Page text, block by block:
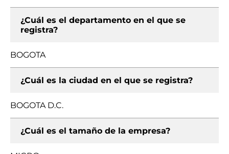
¿Cuál es el departamento en el que se
registra?
BOGOTA
¿Cuál es la ciudad en el que se registra?
BOGOTA D.C.
¿Cuál es el tamaño de la empresa?